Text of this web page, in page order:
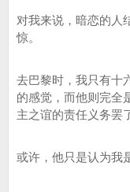
对我来说，暗恋的人
惊。
去巴黎时，我只有十
的感觉，而他则完全
主之谊的责任义务罢
或许，他只是认为我